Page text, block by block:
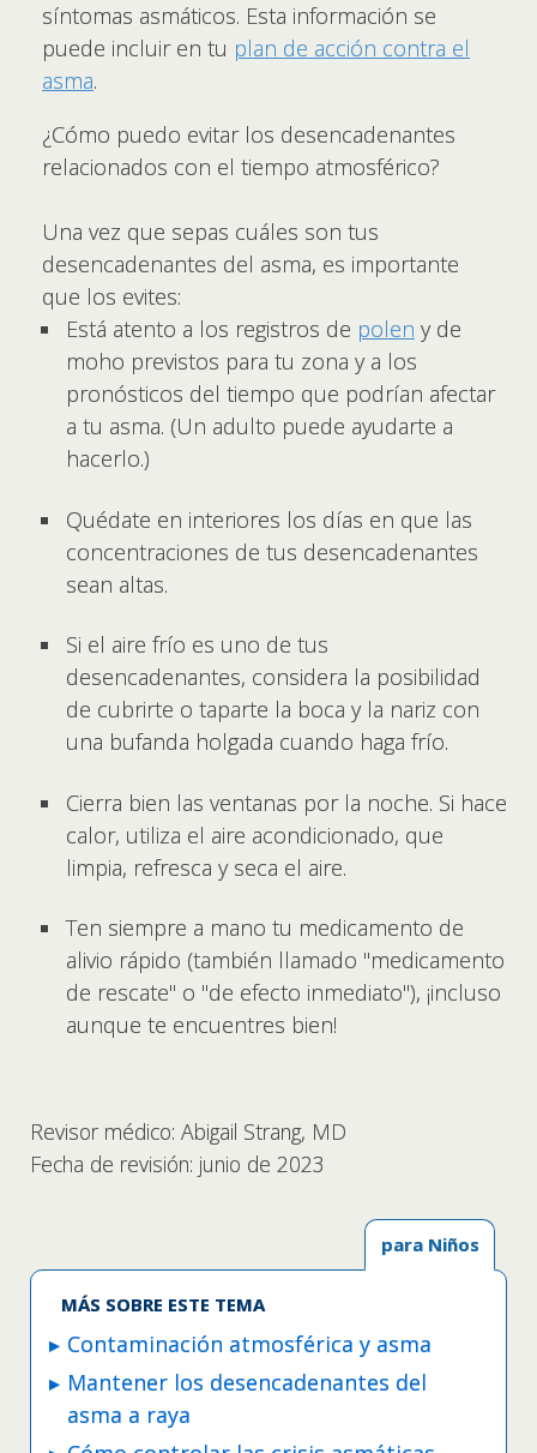
síntomas asmáticos. Esta información se
puede incluir en tu plan de acción contra el
asma.
¿Cómo puedo evitar los desencadenantes
relacionados con el tiempo atmosférico?
Una vez que sepas cuáles son tus
desencadenantes del asma, es importante
que los evites:
Está atento a los registros de polen y de
moho previstos para tu zona y a los
pronósticos del tiempo que podrían afectar
a tu asma. (Un adulto puede ayudarte a
hacerlo.)
Quédate en interiores los días en que las
concentraciones de tus desencadenantes
sean altas.
Si el aire frío es uno de tus
desencadenantes, considera la posibilidad
de cubrirte o taparte la boca y la nariz con
una bufanda holgada cuando haga frío.
Cierra bien las ventanas por la noche. Si hace
calor, utiliza el aire acondicionado, que
limpia, refresca y seca el aire.
Ten siempre a mano tu medicamento de
alivio rápido (también llamado "medicamento
de rescate" o "de efecto inmediato"), ¡incluso
aunque te encuentres bien!
Revisor médico: Abigail Strang, MD
Fecha de revisión: junio de 2023
para Niños
MÁS SOBRE ESTE TEMA
Contaminación atmosférica y asma
Mantener los desencadenantes del
asma a raya